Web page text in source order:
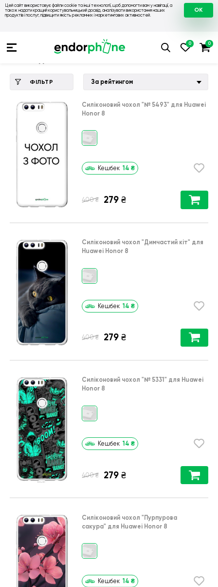
Цей сайт використовує файли cookie та інші технології, щоб допомогти вам у навігації, а
також надати кращий користувальницький досвід, аналізувати використання наших
продуктів і послуг, підвищити якість рекламних і маркетингових активностей.
OK
💙 Чохли на Huawei 💛 Чохол для
ФІЛЬТР За рейтингом
Силіконовий чохол "№ 5493" для Huawei
Honor 8
Кешбек 14 ₴
400 ₴ 279 ₴
Силіконовий чохол "Димчастий кіт" для
Huawei Honor 8
Кешбек 14 ₴
400 ₴ 279 ₴
Силіконовий чохол "№ 5331" для Huawei
Honor 8
Кешбек 14 ₴
400 ₴ 279 ₴
Силіконовий чохол "Пурпурова
сакура" для Huawei Honor 8
Кешбек 14 ₴